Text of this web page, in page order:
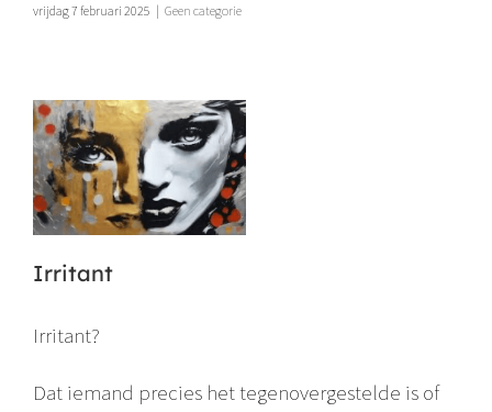
vrijdag 7 februari 2025 | Geen categorie
Irritant
Irritant?
Dat iemand precies het tegenovergestelde is of